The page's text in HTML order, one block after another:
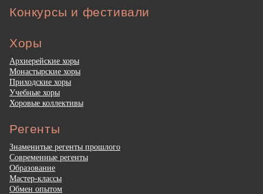
Конкурсы и фестивали
Хоры
Архиерейские хоры
Монастырские хоры
Приходские хоры
Учебные хоры
Хоровые коллективы
Регенты
Знаменитые регенты прошлого
Современные регенты
Образование
Мастер-классы
Обмен опытом